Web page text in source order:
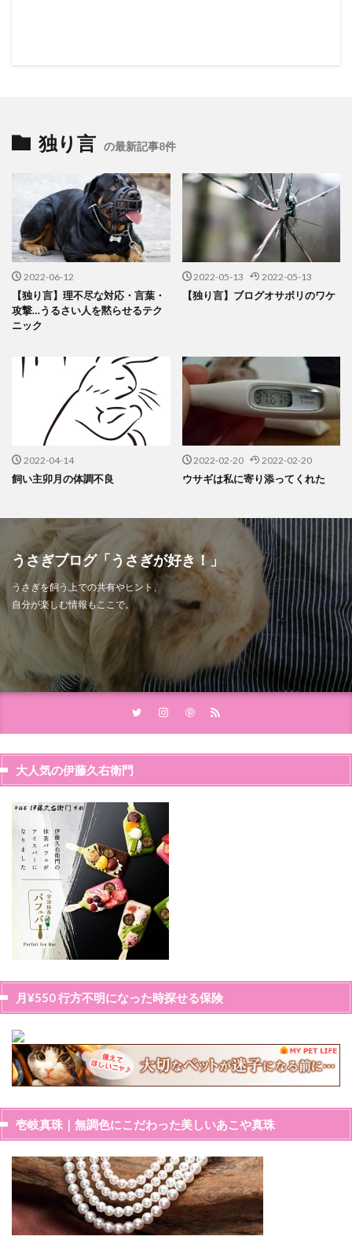
独り言 の最新記事8件
2022-06-12
【独り言】理不尽な対応・言葉・
攻撃…うるさい人を黙らせるテク
ニック
2022-05-13 2022-05-13
【独り言】ブログオサボリのワケ
2022-04-14
飼い主卯月の体調不良
2022-02-20 2022-02-20
ウサギは私に寄り添ってくれた
うさぎブログ「うさぎが好き！」
うさぎを飼う上での共有やヒント、
自分が楽しむ情報もここで。
大人気の伊藤久右衛門
月¥550 行方不明になった時探せる保険
壱岐真珠｜無調色にこだわった美しいあこや真珠